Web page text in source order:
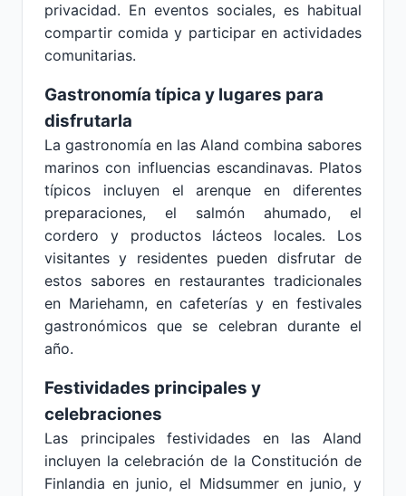
privacidad. En eventos sociales, es habitual
compartir comida y participar en actividades
comunitarias.
Gastronomía típica y lugares para
disfrutarla
La gastronomía en las Aland combina sabores
marinos con influencias escandinavas. Platos
típicos incluyen el arenque en diferentes
preparaciones, el salmón ahumado, el
cordero y productos lácteos locales. Los
visitantes y residentes pueden disfrutar de
estos sabores en restaurantes tradicionales
en Mariehamn, en cafeterías y en festivales
gastronómicos que se celebran durante el
año.
Festividades principales y
celebraciones
Las principales festividades en las Aland
incluyen la celebración de la Constitución de
Finlandia en junio, el Midsummer en junio, y